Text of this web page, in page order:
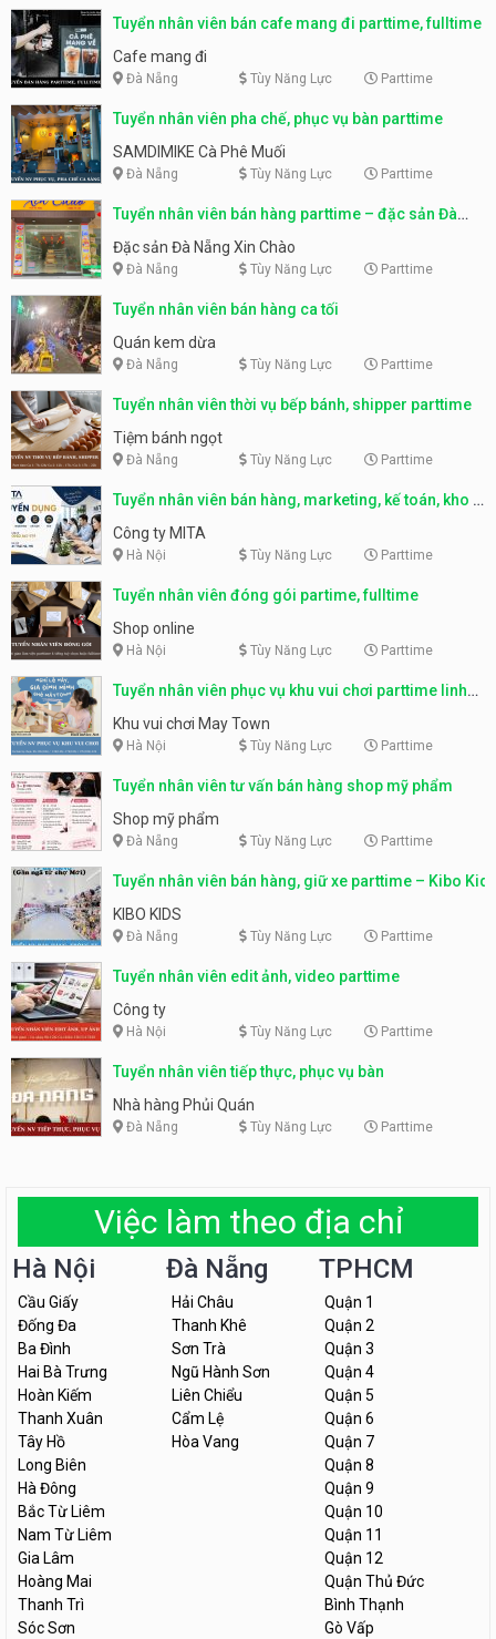
Tuyển nhân viên bán cafe mang đi parttime, fulltime
Cafe mang đi
Đà Nẵng Tùy Năng Lực Parttime
Tuyển nhân viên pha chế, phục vụ bàn parttime
SAMDIMIKE Cà Phê Muối
Đà Nẵng Tùy Năng Lực Parttime
Tuyển nhân viên bán hàng parttime – đặc sản Đà
Nẵng
Đặc sản Đà Nẵng Xin Chào
Đà Nẵng Tùy Năng Lực Parttime
Tuyển nhân viên bán hàng ca tối
Quán kem dừa
Đà Nẵng Tùy Năng Lực Parttime
Tuyển nhân viên thời vụ bếp bánh, shipper parttime
Tiệm bánh ngọt
Đà Nẵng Tùy Năng Lực Parttime
Tuyển nhân viên bán hàng, marketing, kế toán, kho –
parttime, fulltime
Công ty MITA
Hà Nội Tùy Năng Lực Parttime
Tuyển nhân viên đóng gói partime, fulltime
Shop online
Hà Nội Tùy Năng Lực Parttime
Tuyển nhân viên phục vụ khu vui chơi parttime linh
động
Khu vui chơi May Town
Hà Nội Tùy Năng Lực Parttime
Tuyển nhân viên tư vấn bán hàng shop mỹ phẩm
Shop mỹ phẩm
Đà Nẵng Tùy Năng Lực Parttime
Tuyển nhân viên bán hàng, giữ xe parttime – Kibo Kid
KIBO KIDS
Đà Nẵng Tùy Năng Lực Parttime
Tuyển nhân viên edit ảnh, video parttime
Công ty
Hà Nội Tùy Năng Lực Parttime
Tuyển nhân viên tiếp thực, phục vụ bàn
Nhà hàng Phủi Quán
Đà Nẵng Tùy Năng Lực Parttime
Việc làm theo địa chỉ
Hà Nội
Cầu Giấy
Đống Đa
Ba Đình
Hai Bà Trưng
Hoàn Kiếm
Thanh Xuân
Tây Hồ
Long Biên
Hà Đông
Bắc Từ Liêm
Nam Từ Liêm
Gia Lâm
Hoàng Mai
Thanh Trì
Sóc Sơn
Đà Nẵng
Hải Châu
Thanh Khê
Sơn Trà
Ngũ Hành Sơn
Liên Chiểu
Cẩm Lệ
Hòa Vang
TPHCM
Quận 1
Quận 2
Quận 3
Quận 4
Quận 5
Quận 6
Quận 7
Quận 8
Quận 9
Quận 10
Quận 11
Quận 12
Quận Thủ Đức
Bình Thạnh
Gò Vấp